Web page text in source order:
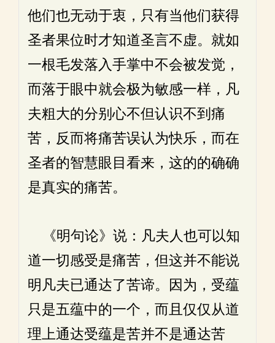
他们也无动于衷，只有当他们获得
圣者果位时才知道圣言不虚。就如
一根毛发落入手掌中不会被发觉，
而落于眼中就会极为敏感一样，凡
夫粗大的分别心不但认识不到痛
苦，反而将痛苦误认为快乐，而在
圣者的智慧眼目看来，这的的确确
是真实的痛苦。
《明句论》说：凡夫人也可以知
道一切感受是痛苦，但这并不能说
明凡夫已通达了苦谛。因为，受蕴
只是五蕴中的一个，而且仅仅从道
理上通达受蕴是苦并不是通达苦